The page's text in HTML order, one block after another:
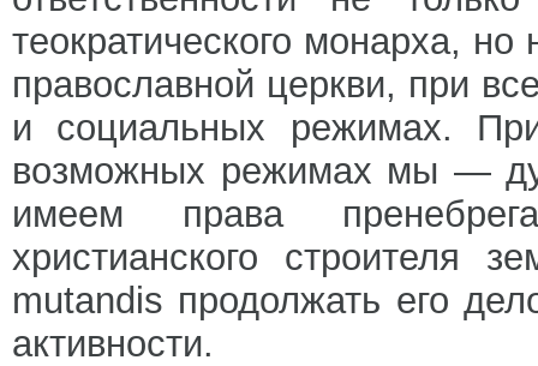
теократического монарха, но
православной церкви, при
и социальных режимах.
возможных режимах мы —
имеем права
христианского строителя
mutandis продолжать его
активности.